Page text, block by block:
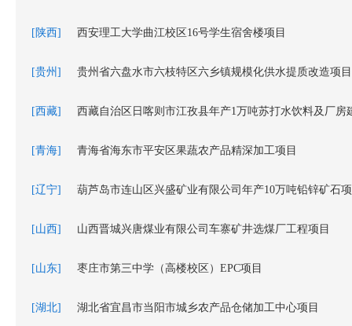
[陕西] 西安理工大学曲江校区16号学生宿舍楼项目
[贵州] 贵州省六盘水市六枝特区六乡镇规模化供水提质改造项目
[西藏] 西藏自治区日喀则市江孜县年产1万吨苏打水饮料及厂房
[青海] 青海省海东市平安区果蔬农产品精深加工项目
[辽宁] 葫芦岛市连山区兴盛矿业有限公司年产10万吨铅锌矿石
[山西] 山西晋城兴唐煤业有限公司车寨矿井选煤厂工程项目
[山东] 枣庄市第三中学（高楼校区）EPC项目
[湖北] 湖北省宜昌市当阳市城乡农产品仓储加工中心项目